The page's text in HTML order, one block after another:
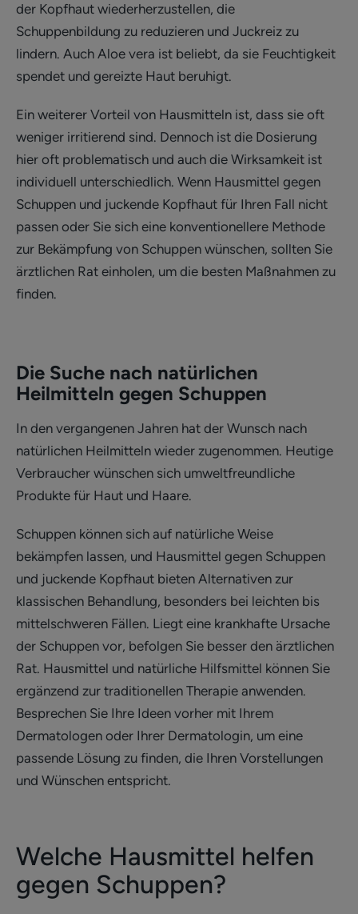
der Kopfhaut wiederherzustellen, die
Schuppenbildung zu reduzieren und Juckreiz zu
lindern. Auch Aloe vera ist beliebt, da sie Feuchtigkeit
spendet und gereizte Haut beruhigt.
Ein weiterer Vorteil von Hausmitteln ist, dass sie oft
weniger irritierend sind. Dennoch ist die Dosierung
hier oft problematisch und auch die Wirksamkeit ist
individuell unterschiedlich. Wenn Hausmittel gegen
Schuppen und juckende Kopfhaut für Ihren Fall nicht
passen oder Sie sich eine konventionellere Methode
zur Bekämpfung von Schuppen wünschen, sollten Sie
ärztlichen Rat einholen, um die besten Maßnahmen zu
finden.
Die Suche nach natürlichen
Heilmitteln gegen Schuppen
In den vergangenen Jahren hat der Wunsch nach
natürlichen Heilmitteln wieder zugenommen. Heutige
Verbraucher wünschen sich umweltfreundliche
Produkte für Haut und Haare.
Schuppen können sich auf natürliche Weise
bekämpfen lassen, und Hausmittel gegen Schuppen
und juckende Kopfhaut bieten Alternativen zur
klassischen Behandlung, besonders bei leichten bis
mittelschweren Fällen. Liegt eine krankhafte Ursache
der Schuppen vor, befolgen Sie besser den ärztlichen
Rat. Hausmittel und natürliche Hilfsmittel können Sie
ergänzend zur traditionellen Therapie anwenden.
Besprechen Sie Ihre Ideen vorher mit Ihrem
Dermatologen oder Ihrer Dermatologin, um eine
passende Lösung zu finden, die Ihren Vorstellungen
und Wünschen entspricht.
Welche Hausmittel helfen
gegen Schuppen?